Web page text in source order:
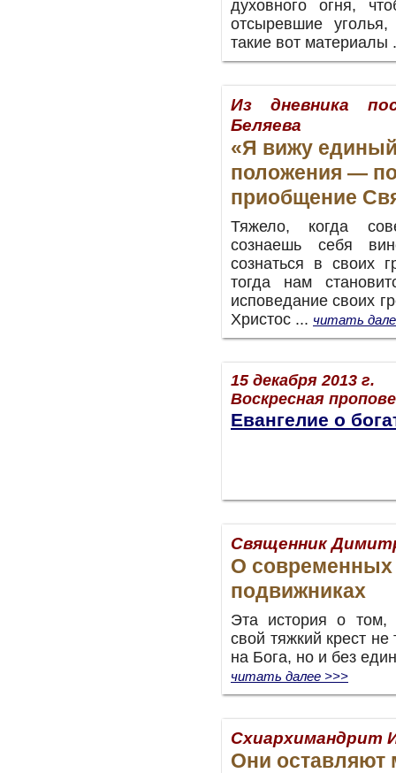
духовного огня,
отсыревшие
такие вот материалы
Из дневника
Беляева
«Я вижу
положения —
приобщение
Тяжело, когда
сознаешь себя
сознаться в своих
тогда нам
исповедание своих
Христос ... читать
15 декабря 2013 г.
Воскресная
Евангелие о
Священник
О современных
подвижниках
Эта история о том,
свой тяжкий крест не
на Бога, но и без
читать далее >>>
Схиархимандрит
Они оставляют